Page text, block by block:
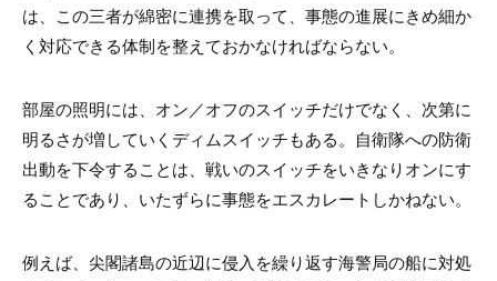
は、この三者が綿密に連携を取って、事態の進展にきめ細か
く対応できる体制を整えておかなければならない。
部屋の照明には、オン／オフのスイッチだけでなく、次第に
明るさが増していくディムスイッチもある。自衛隊への防衛
出動を下令することは、戦いのスイッチをいきなりオンにす
ることであり、いたずらに事態をエスカレートしかねない。
例えば、尖閣諸島の近辺に侵入を繰り返す海警局の船に対処